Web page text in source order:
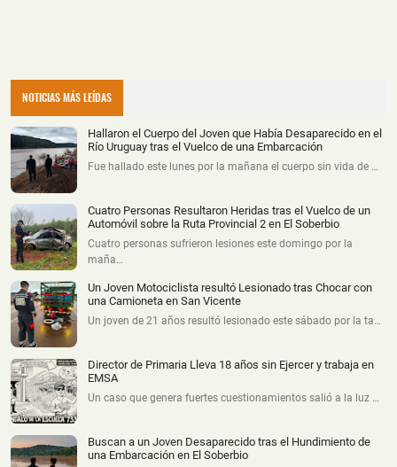
NOTICIAS MÁS LEÍDAS
Hallaron el Cuerpo del Joven que Había Desaparecido en el
Río Uruguay tras el Vuelco de una Embarcación
Fue hallado este lunes por la mañana el cuerpo sin vida de …
Cuatro Personas Resultaron Heridas tras el Vuelco de un
Automóvil sobre la Ruta Provincial 2 en El Soberbio
Cuatro personas sufrieron lesiones este domingo por la
maña…
Un Joven Motociclista resultó Lesionado tras Chocar con
una Camioneta en San Vicente
Un joven de 21 años resultó lesionado este sábado por la ta…
Director de Primaria Lleva 18 años sin Ejercer y trabaja en
EMSA
Un caso que genera fuertes cuestionamientos salió a la luz …
Buscan a un Joven Desaparecido tras el Hundimiento de
una Embarcación en El Soberbio